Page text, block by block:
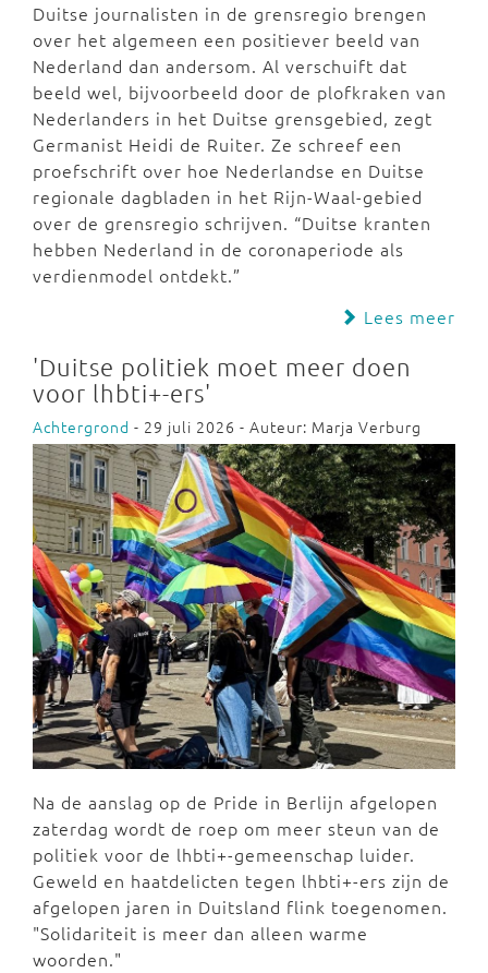
Duitse journalisten in de grensregio brengen
over het algemeen een positiever beeld van
Nederland dan andersom. Al verschuift dat
beeld wel, bijvoorbeeld door de plofkraken van
Nederlanders in het Duitse grensgebied, zegt
Germanist Heidi de Ruiter. Ze schreef een
proefschrift over hoe Nederlandse en Duitse
regionale dagbladen in het Rijn-Waal-gebied
over de grensregio schrijven. “Duitse kranten
hebben Nederland in de coronaperiode als
verdienmodel ontdekt.”
Lees meer
'Duitse politiek moet meer doen
voor lhbti+-ers'
Achtergrond - 29 juli 2026 - Auteur: Marja Verburg
Na de aanslag op de Pride in Berlijn afgelopen
zaterdag wordt de roep om meer steun van de
politiek voor de lhbti+-gemeenschap luider.
Geweld en haatdelicten tegen lhbti+-ers zijn de
afgelopen jaren in Duitsland flink toegenomen.
"Solidariteit is meer dan alleen warme
woorden."